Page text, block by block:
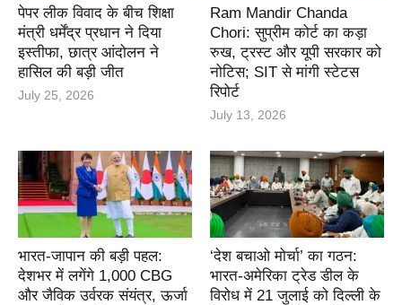
पेपर लीक विवाद के बीच शिक्षा
मंत्री धर्मेंद्र प्रधान ने दिया
इस्तीफा, छात्र आंदोलन ने
हासिल की बड़ी जीत
July 25, 2026
Ram Mandir Chanda
Chori: सुप्रीम कोर्ट का कड़ा
रुख, ट्रस्ट और यूपी सरकार को
नोटिस; SIT से मांगी स्टेटस
रिपोर्ट
July 13, 2026
भारत-जापान की बड़ी पहल:
देशभर में लगेंगे 1,000 CBG
और जैविक उर्वरक संयंत्र, ऊर्जा
‘देश बचाओ मोर्चा’ का गठन:
भारत-अमेरिका ट्रेड डील के
विरोध में 21 जुलाई को दिल्ली के